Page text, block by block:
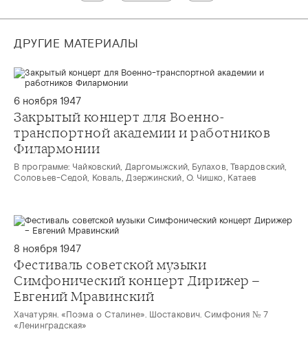
ДРУГИЕ МАТЕРИАЛЫ
6 ноября 1947
Закрытый концерт для Военно-
транспортной академии и работников
Филармонии
В программе: Чайковский, Даргомыжский, Булахов, Твардовский,
Соловьев-Седой, Коваль, Дзержинский, О. Чишко, Катаев
8 ноября 1947
Фестиваль советской музыки
Симфонический концерт Дирижер –
Евгений Мравинский
Хачатурян. «Поэма о Сталине». Шостакович. Симфония № 7
«Ленинградская»